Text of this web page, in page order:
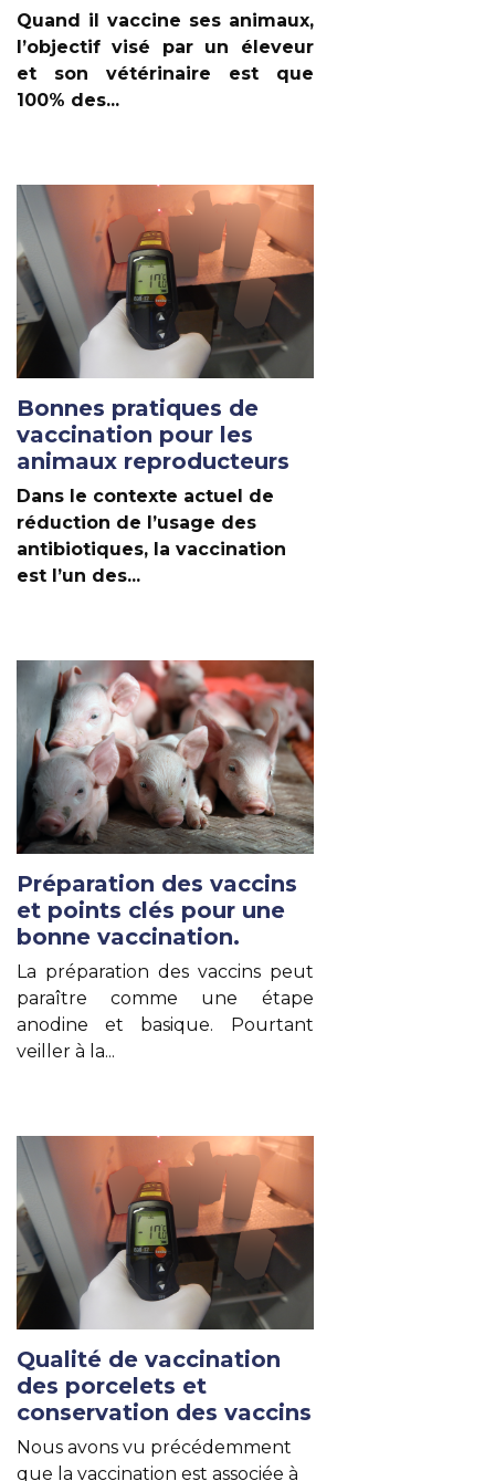
Quand il vaccine ses animaux,
l’objectif visé par un éleveur
et son vétérinaire est que
100% des...
Bonnes pratiques de
vaccination pour les
animaux reproducteurs
Dans le contexte actuel de
réduction de l’usage des
antibiotiques, la vaccination
est l’un des...
Préparation des vaccins
et points clés pour une
bonne vaccination.
La préparation des vaccins peut
paraître comme une étape
anodine et basique. Pourtant
veiller à la...
Qualité de vaccination
des porcelets et
conservation des vaccins
Nous avons vu précédemment
que la vaccination est associée à